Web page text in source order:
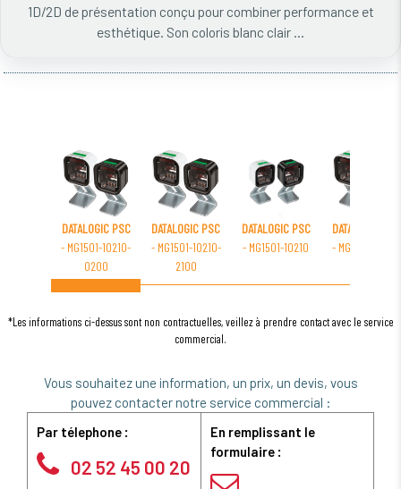
1D/2D de présentation conçu pour combiner performance et
esthétique. Son coloris blanc clair ...
DATALOGIC PSC
- MG1501-10210-
0200
DATALOGIC PSC
- MG1501-10210-
2100
DATALOGIC PSC
- MG1501-10210
DATALOGIC PSC
- MG1501-10231-
*Les informations ci-dessus sont non contractuelles, veillez à prendre contact avec le service
commercial.
Vous souhaitez une information, un prix, un devis, vous
pouvez contacter notre service commercial :
Par télephone :
02 52 45 00 20
En remplissant le
formulaire :